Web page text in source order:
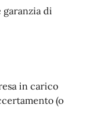
di
in carico
(o